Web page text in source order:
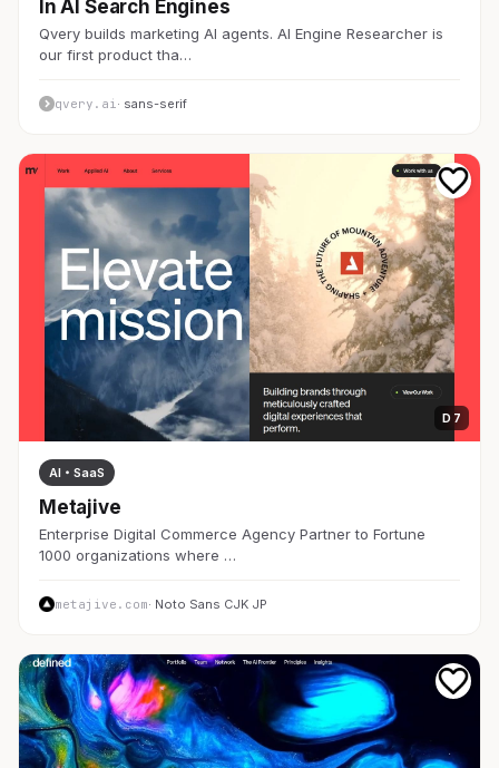
In AI Search Engines
Qvery builds marketing AI agents. AI Engine Researcher is
our first product tha…
qvery.ai · sans-serif
D 7
AI・SaaS
Metajive
Enterprise Digital Commerce Agency Partner to Fortune
1000 organizations where …
metajive.com· Noto Sans CJK JP